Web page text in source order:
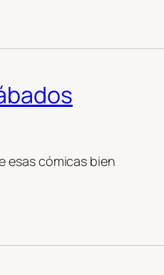
esas cómicas bien